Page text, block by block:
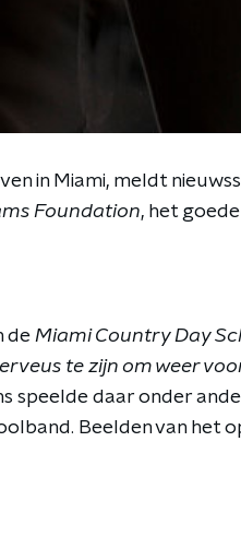
in Miami, meldt
Foundation, het
de Miami Country Day
te zijn om weer
speelde daar onder
Beelden van het